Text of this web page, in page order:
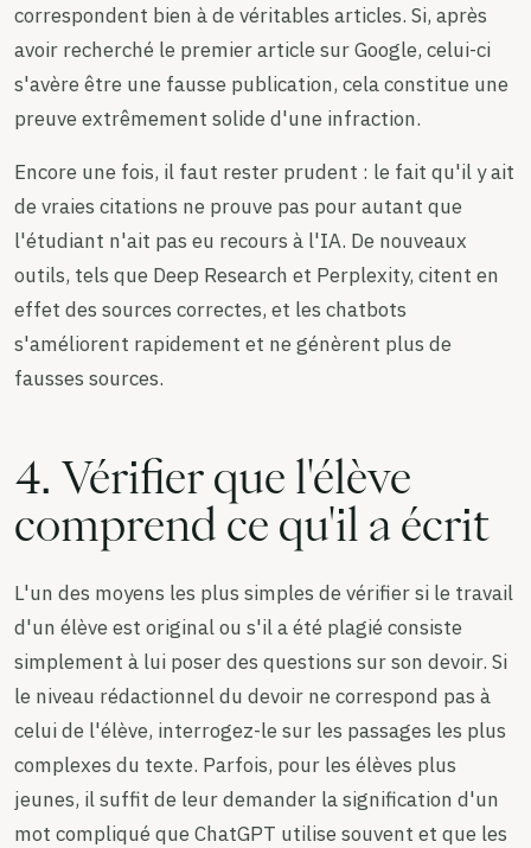
correspondent bien à de véritables articles. Si, après
avoir recherché le premier article sur Google, celui-ci
s'avère être une fausse publication, cela constitue une
preuve extrêmement solide d'une infraction.
Encore une fois, il faut rester prudent : le fait qu'il y ait
de vraies citations ne prouve pas pour autant que
l'étudiant n'ait pas eu recours à l'IA. De nouveaux
outils, tels que Deep Research et Perplexity, citent en
effet des sources correctes, et les chatbots
s'améliorent rapidement et ne génèrent plus de
fausses sources.
4. Vérifier que l'élève
comprend ce qu'il a écrit
L'un des moyens les plus simples de vérifier si le travail
d'un élève est original ou s'il a été plagié consiste
simplement à lui poser des questions sur son devoir. Si
le niveau rédactionnel du devoir ne correspond pas à
celui de l'élève, interrogez-le sur les passages les plus
complexes du texte. Parfois, pour les élèves plus
jeunes, il suffit de leur demander la signification d'un
mot compliqué que ChatGPT utilise souvent et que les